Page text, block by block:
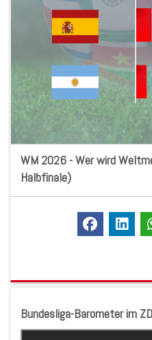
WM 2026 - Wer wird
Halbfinale)
Bundesliga-Barometer im